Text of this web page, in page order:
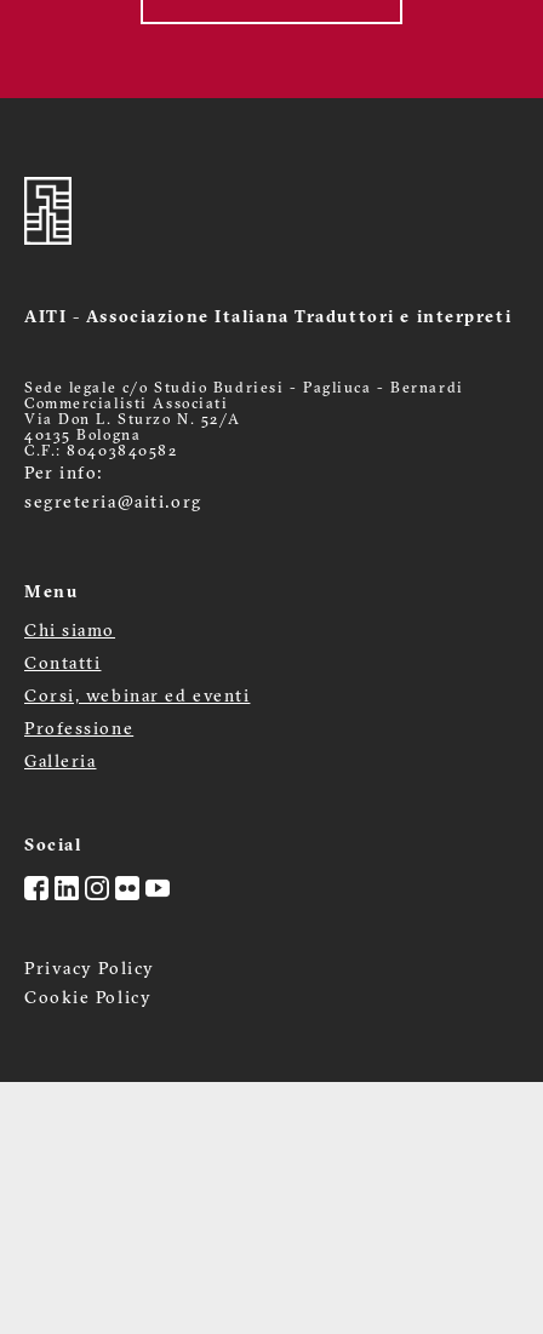
AITI - Associazione Italiana Traduttori e interpreti
Sede legale c/o Studio Budriesi - Pagliuca - Bernardi
Commercialisti Associati
Via Don L. Sturzo N. 52/A
40135 Bologna
C.F.: 80403840582
Per info:
segreteria@aiti.org
Menu
Menù
footer
Chi siamo
Contatti
Corsi, webinar ed eventi
Professione
Galleria
Social
Privacy Policy
Cookie Policy